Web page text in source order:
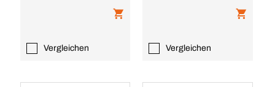
Vergleichen Vergleichen